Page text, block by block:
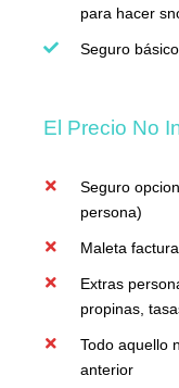
para hacer
Seguro
El Precio No
Seguro
persona)
Maleta
Extras
propinas,
Todo aquello
anterior